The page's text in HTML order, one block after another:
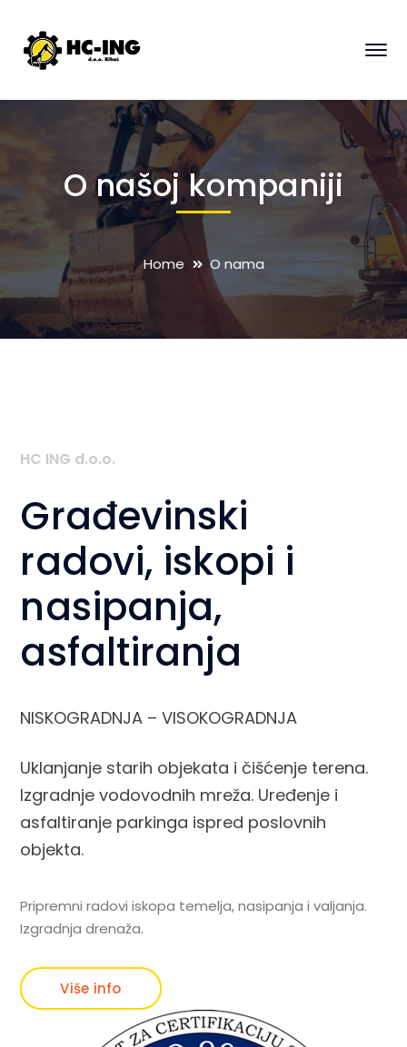
O našoj kompaniji
Home O nama
HC ING d.o.o.
Građevinski
radovi, iskopi i
nasipanja,
asfaltiranja
NISKOGRADNJA – VISOKOGRADNJA
Uklanjanje starih objekata i čišćenje terena.
Izgradnje vodovodnih mreža. Uređenje i
asfaltiranje parkinga ispred poslovnih
objekta.
Pripremni radovi iskopa temelja, nasipanja i valjanja.
Izgradnja drenaža.
Više info